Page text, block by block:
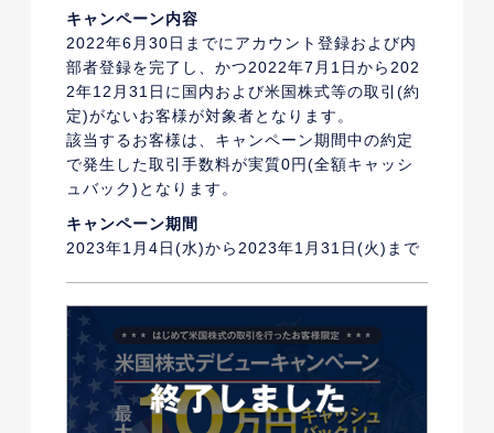
キャンペーン内容
2022年6月30日までにアカウント登録および内
部者登録を完了し、かつ2022年7月1日から202
2年12月31日に国内および米国株式等の取引(約
定)がないお客様が対象者となります。
該当するお客様は、キャンペーン期間中の約定
で発生した取引手数料が実質0円(全額キャッシ
ュバック)となります。
キャンペーン期間
2023年1月4日(水)から2023年1月31日(火)まで